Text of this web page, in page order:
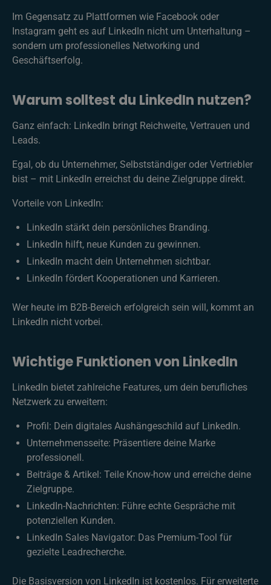
Im Gegensatz zu Plattformen wie Facebook oder
Instagram geht es auf LinkedIn nicht um Unterhaltung –
sondern um professionelles Networking und
Geschäftserfolg.
Warum solltest du LinkedIn nutzen?
Ganz einfach: LinkedIn bringt Reichweite, Vertrauen und
Leads.
Egal, ob du Unternehmer, Selbstständiger oder Vertriebler
bist – mit LinkedIn erreichst du deine Zielgruppe direkt.
Vorteile von LinkedIn:
LinkedIn stärkt dein persönliches Branding.
LinkedIn hilft, neue Kunden zu gewinnen.
LinkedIn macht dein Unternehmen sichtbar.
LinkedIn fördert Kooperationen und Karrieren.
Wer heute im B2B-Bereich erfolgreich sein will, kommt an
LinkedIn nicht vorbei.
Wichtige Funktionen von LinkedIn
LinkedIn bietet zahlreiche Features, um dein berufliches
Netzwerk zu erweitern:
Profil: Dein digitales Aushängeschild auf LinkedIn.
Unternehmensseite: Präsentiere deine Marke
professionell.
Beiträge & Artikel: Teile Know-how und erreiche deine
Zielgruppe.
LinkedIn-Nachrichten: Führe echte Gespräche mit
potenziellen Kunden.
LinkedIn Sales Navigator: Das Premium-Tool für
gezielte Leadrecherche.
Die Basisversion von LinkedIn ist kostenlos. Für erweiterte